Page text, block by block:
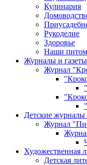
Кулинария
Рукоделие
Здоровье
Наши
Журналы и
Журнал
Детские журналы
Журнал
Художественная
Детская